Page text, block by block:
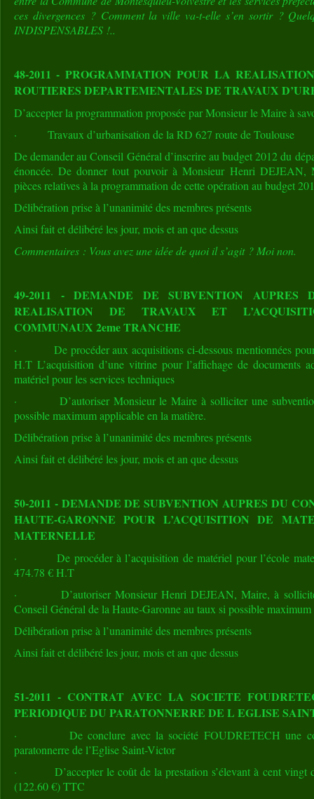
ces divergences ? Comment la ville va-t-elle s’en sortir ?
INDISPENSABLES !..
48-2011 - PROGRAMMATION POUR LA
ROUTIERES DEPARTEMENTALES DE TRAVAUX
D’accepter la programmation proposée par Monsieur le Maire à
· Travaux d’urbanisation de la RD 627 route de Toulouse
De demander au Conseil Général d’inscrire au budget 2012 du
énoncée. De donner tout pouvoir à Monsieur Henri DEJEAN,
pièces relatives à la programmation de cette opération au budget
Délibération prise à l’unanimité des membres présents
Ainsi fait et délibéré les jour, mois et an que dessus
Commentaires : Vous avez une idée de quoi il s’agit ? Moi non.
49-2011 - DEMANDE DE SUBVENTION AUPRES
REALISATION DE TRAVAUX ET
COMMUNAUX 2eme TRANCHE
· De procéder aux acquisitions ci-dessous mentionnées
H.T L’acquisition d’une vitrine pour l’affichage de documents
matériel pour les services techniques
· D’autoriser Monsieur le Maire à solliciter une subvention
possible maximum applicable en la matière.
Délibération prise à l’unanimité des membres présents
Ainsi fait et délibéré les jour, mois et an que dessus
50-2011 - DEMANDE DE SUBVENTION AUPRES DU
HAUTE-GARONNE POUR L’ACQUISITION DE
MATERNELLE
· De procéder à l’acquisition de matériel pour l’école
474.78 € H.T
· D’autoriser Monsieur Henri DEJEAN, Maire, à solliciter
Conseil Général de la Haute-Garonne au taux si possible
Délibération prise à l’unanimité des membres présents
Ainsi fait et délibéré les jour, mois et an que dessus
51-2011 - CONTRAT AVEC LA SOCIETE
PERIODIQUE DU PARATONNERRE DE L EGLISE
· De conclure avec la société FOUDRETECH une
paratonnerre de l’Eglise Saint-Victor
· D’accepter le coût de la prestation s’élevant à cent vingt
(122.60 €) TTC